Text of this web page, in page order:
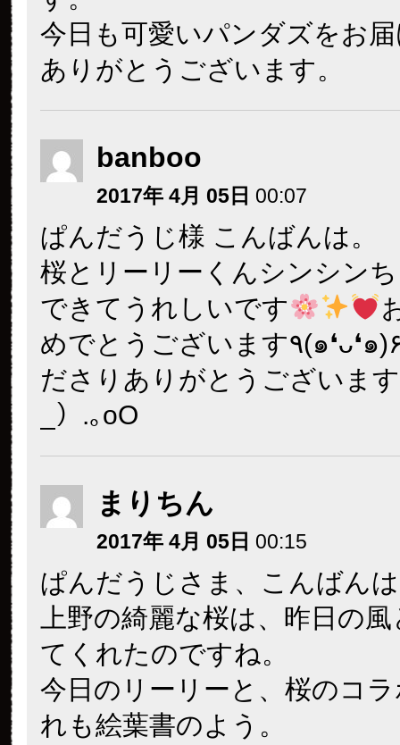
今日も可愛いパンダズをお
ありがとうございます。
banboo
2017年 4月 05日 00:07
ぱんだうじ様 こんばんは。
桜とリーリーくんシンシン
できてうれしいです
めでとうございます٩(๑❛ᴗ❛๑)۶お届けく
ださりありがとうございま
_）.｡oO
まりちん
2017年 4月 05日 00:15
ぱんだうじさま、こんばん
上野の綺麗な桜は、昨日の
てくれたのですね。
今日のリーリーと、桜のコ
れも絵葉書のよう。